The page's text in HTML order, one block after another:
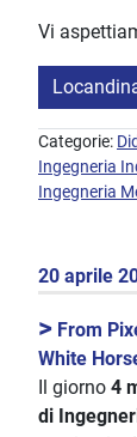
Vi
Categorie:
Ingegneria
Ingegneria
20 aprile
> From
White
Il giorno 4
di